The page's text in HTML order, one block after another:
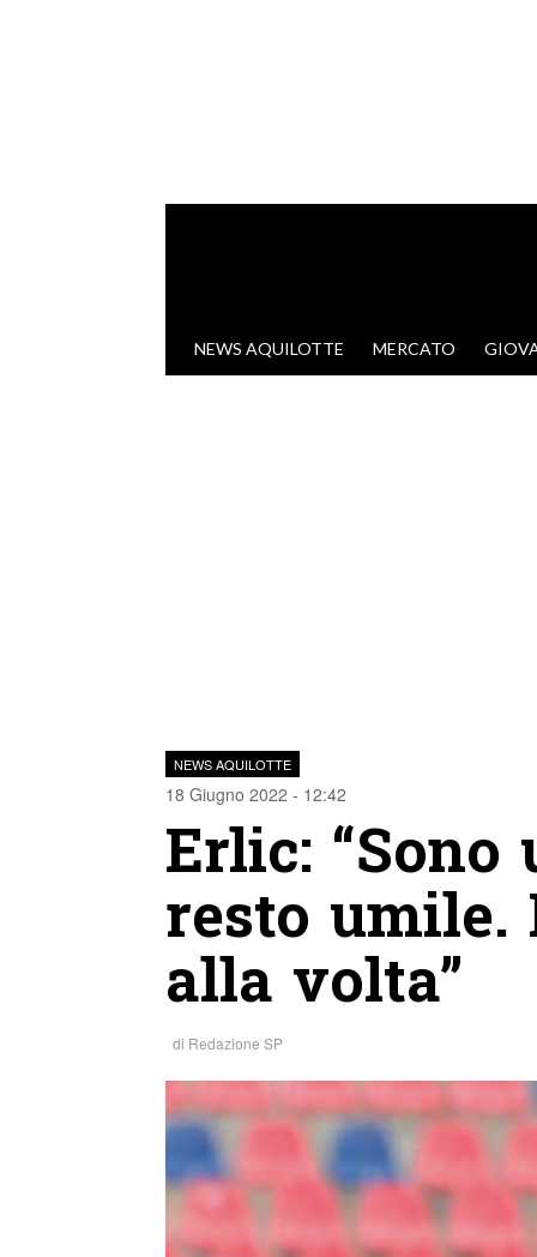
VAI AL CONTENUTO
NEWS AQUILOTTE MERCATO
NEWS AQUILOTTE
18 Giugno 2022 - 12:42
Erlic:
resto umile.
alla volta”
di Redazione SP